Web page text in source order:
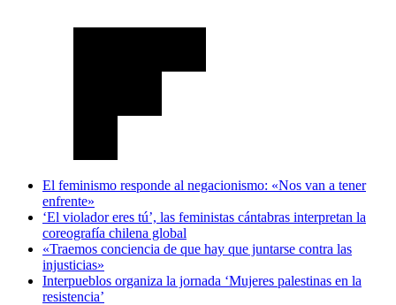
El feminismo responde al negacionismo: «Nos van a tener
enfrente»
‘El violador eres tú’, las feministas cántabras interpretan la
coreografía chilena global
«Traemos conciencia de que hay que juntarse contra las
injusticias»
Interpueblos organiza la jornada ‘Mujeres palestinas en la
resistencia’